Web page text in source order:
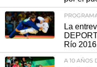
La
Río
A 10 AÑOS